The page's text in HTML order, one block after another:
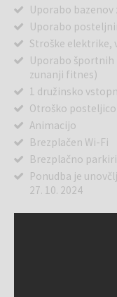
Uporabo
Uporabo
Stroške elektrike,
Uporabo športnih
zunanji fitnes)
1 družinsko
Otroško
Animacijo
Brezplačen Wi-Fi
Brezplačno
Ponudba je
27. 10. 2024